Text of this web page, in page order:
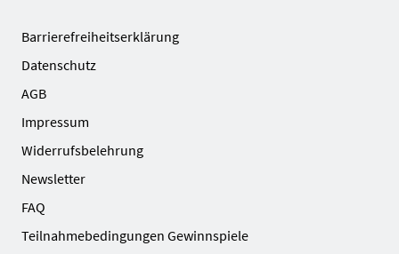
Barrierefreiheitserklärung
Datenschutz
AGB
Impressum
Widerrufsbelehrung
Newsletter
FAQ
Teilnahmebedingungen Gewinnspiele